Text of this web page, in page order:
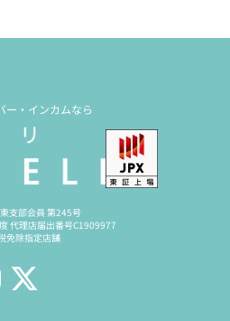
ー・インカムなら
支部会員 第245号
代理店届出番号C1909977
免除指定店舗